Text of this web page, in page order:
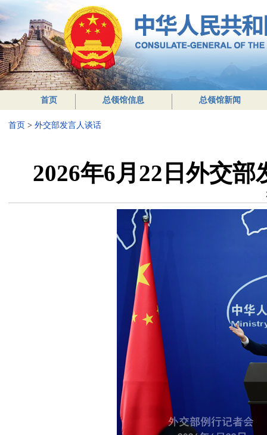
首页 总领馆信息 总领馆新闻
首页 > 外交部发言人谈话
2026年6月22日外交